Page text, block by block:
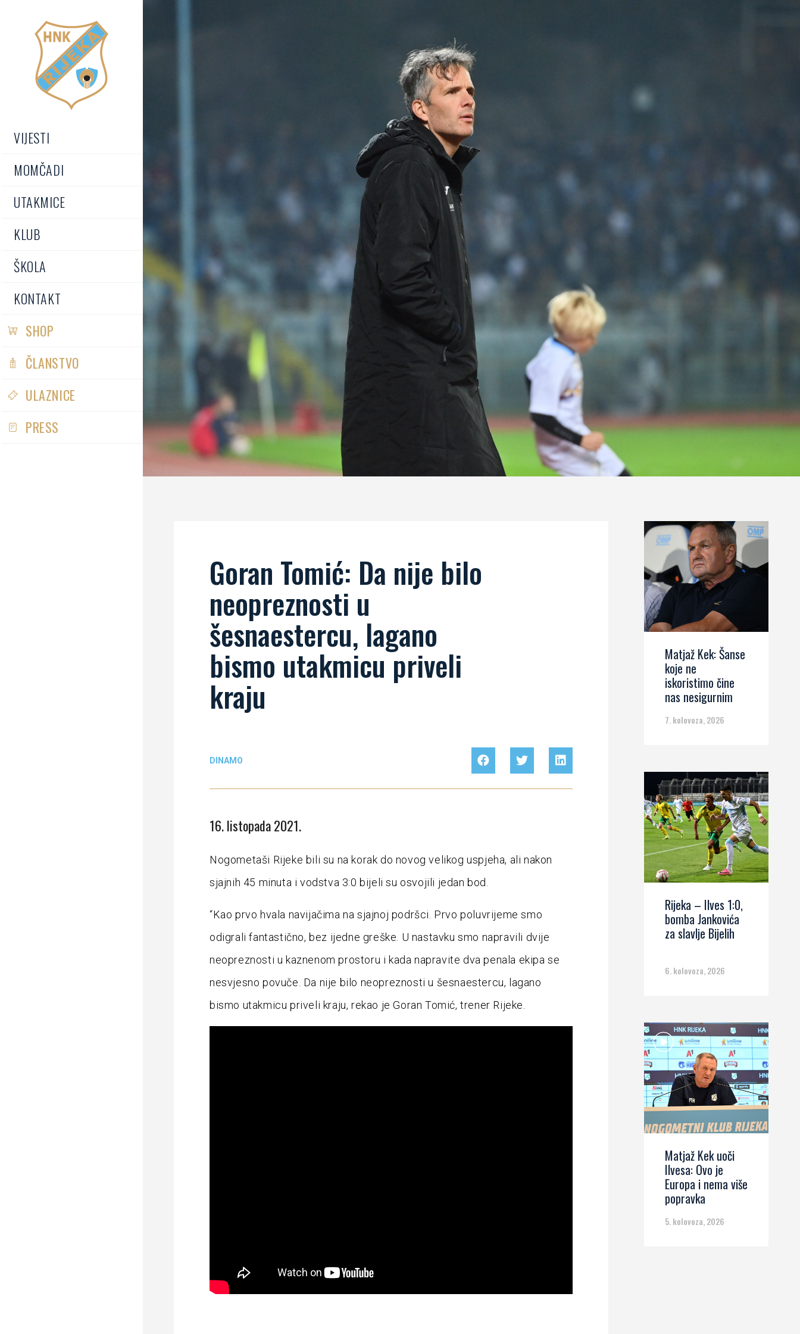
VIJESTI
MOMČADI
UTAKMICE
KLUB
ŠKOLA
KONTAKT
SHOP
ČLANSTVO
ULAZNICE
PRESS
Goran Tomić: Da nije bilo
neopreznosti u
šesnaestercu, lagano
bismo utakmicu priveli
kraju
DINAMO
16. listopada 2021.
Nogometaši Rijeke bili su na korak do novog velikog uspjeha, ali nakon
sjajnih 45 minuta i vodstva 3:0 bijeli su osvojili jedan bod.
“Kao prvo hvala navijačima na sjajnoj podršci. Prvo poluvrijeme smo
odigrali fantastično, bez ijedne greške. U nastavku smo napravili dvije
neopreznosti u kaznenom prostoru i kada napravite dva penala ekipa se
nesvjesno povuče. Da nije bilo neopreznosti u šesnaestercu, lagano
bismo utakmicu priveli kraju, rekao je Goran Tomić, trener Rijeke.
Matjaž Kek: Šanse
koje ne
iskoristimo čine
nas nesigurnim
7. kolovoza, 2026
Rijeka – Ilves 1:0,
bomba Jankovića
za slavlje Bijelih
6. kolovoza, 2026
Matjaž Kek uoči
Ilvesa: Ovo je
Europa i nema više
popravka
5. kolovoza, 2026